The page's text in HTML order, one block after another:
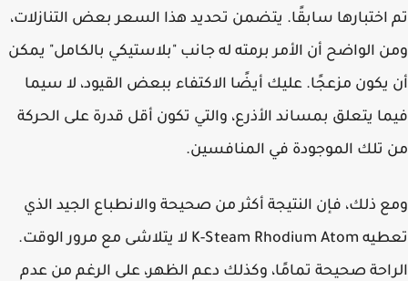
اختبارها سابقًا. يتضمن تحديد هذا السعر بعض التنازلات،
الواضح أن الأمر برمته له جانب "بلاستيكي بالكامل" يمكن
يكون مزعجًا. عليك أيضًا الاكتفاء ببعض القيود، لا سيما
يتعلق بمساند الأذرع، والتي تكون أقل قدرة على الحركة
تلك الموجودة في المنافسين.
ذلك، فإن النتيجة أكثر من صحيحة والانطباع الجيد الذي
تعطيه K-Steam Rhodium Atom لا يتلاشى مع مرور الوقت.
صحيحة تمامًا، وكذلك دعم الظهر، على الرغم من عدم